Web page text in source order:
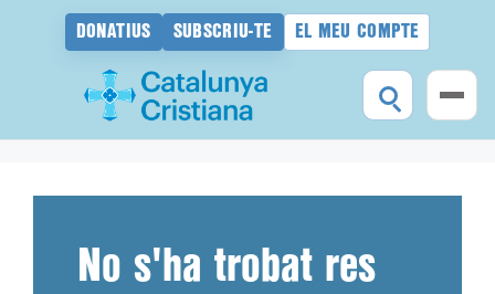
DONATIUS SUBSCRIU-TE EL MEU COMPTE
No s'ha trobat res